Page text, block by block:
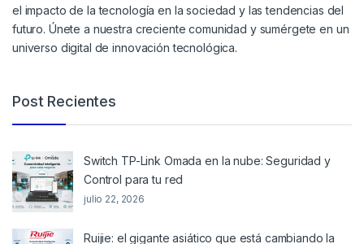
el impacto de la tecnología en la sociedad y las tendencias del
futuro. Únete a nuestra creciente comunidad y sumérgete en un
universo digital de innovación tecnológica.
Post Recientes
Switch TP-Link Omada en la nube: Seguridad y
Control para tu red
julio 22, 2026
Ruijie: el gigante asiático que está cambiando la